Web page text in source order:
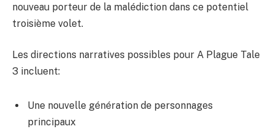
nouveau porteur de la malédiction dans ce potentiel
troisième volet.
Les directions narratives possibles pour A Plague Tale
3 incluent:
Une nouvelle génération de personnages
principaux